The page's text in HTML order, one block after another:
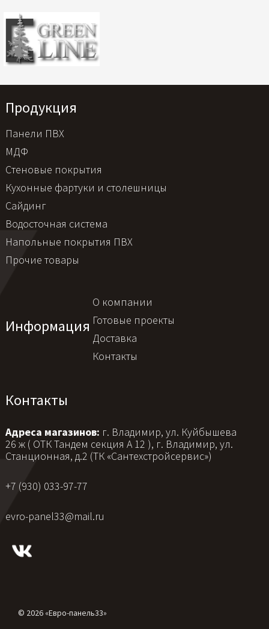
Продукция
Панели ПВХ
МДФ
Стеновые покрытия
Кухонные фартуки и столешницы
Сайдинг
Водосточная система
Напольные покрытия ПВХ
Прочие товары
Информация
О компании
Готовые проекты
Доставка
Контакты
Контакты
Адреса магазинов: г. Владимир, ул. Куйбышева
26 ж ( ОТК Тандем секция А 12 ), г. Владимир, ул.
Станционная, д.2 (ТК «Сантехстройсервис»)
+7 (930) 033-97-77
evro-panel33@mail.ru
© 2026 «Евро-панель33»